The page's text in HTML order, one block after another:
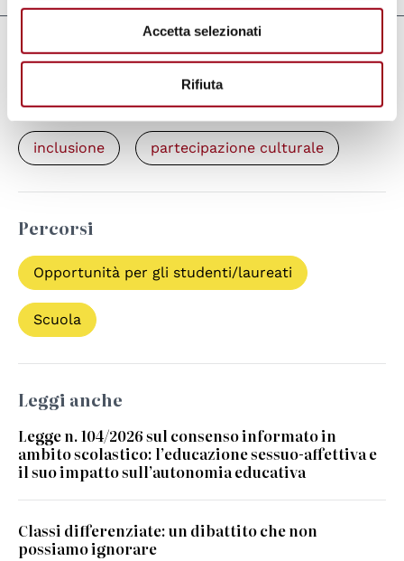
Accetta selezionati
Rifiuta
Parole chiave
persone con disabilità educazione
inclusione partecipazione culturale
Percorsi
Opportunità per gli studenti/laureati
Scuola
Leggi anche
Legge n. 104/2026 sul consenso informato in
ambito scolastico: l’educazione sessuo-affettiva e
il suo impatto sull’autonomia educativa
Classi differenziate: un dibattito che non
possiamo ignorare